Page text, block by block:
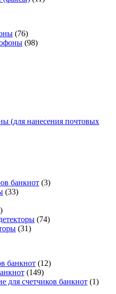
(76)
(98)
(для нанесения почтовых
банкнот (3)
(33)
(74)
(31)
банкнот (12)
(149)
для счетчиков банкнот (1)